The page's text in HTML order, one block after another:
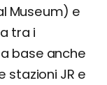
Museum) e
tra i
base anche
stazioni JR e